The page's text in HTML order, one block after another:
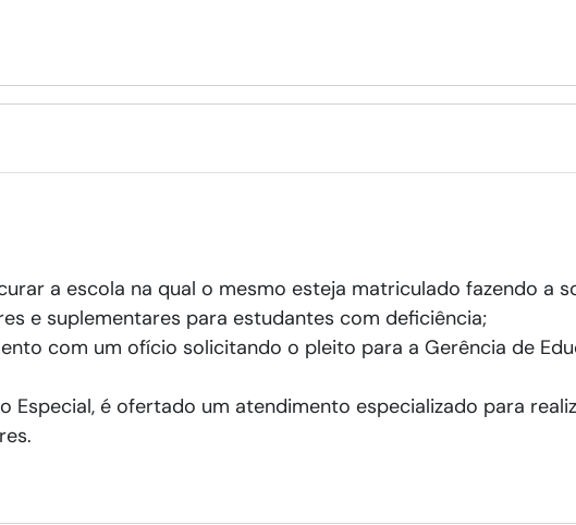
a escola na qual o mesmo esteja matriculado fazendo a
e suplementares para estudantes com deficiência;
com um ofício solicitando o pleito para a Gerência de
Especial, é ofertado um atendimento especializado para